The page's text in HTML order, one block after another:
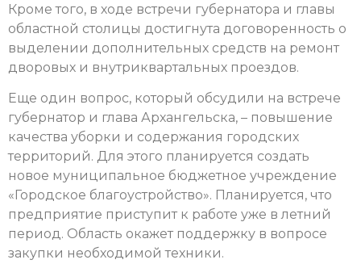
Кроме того, в ходе встречи губернатора и главы
областной столицы достигнута договоренность о
выделении дополнительных средств на ремонт
дворовых и внутриквартальных проездов.
Еще один вопрос, который обсудили на встрече
губернатор и глава Архангельска, – повышение
качества уборки и содержания городских
территорий. Для этого планируется создать
новое муниципальное бюджетное учреждение
«Городское благоустройство». Планируется, что
предприятие приступит к работе уже в летний
период. Область окажет поддержку в вопросе
закупки необходимой техники.